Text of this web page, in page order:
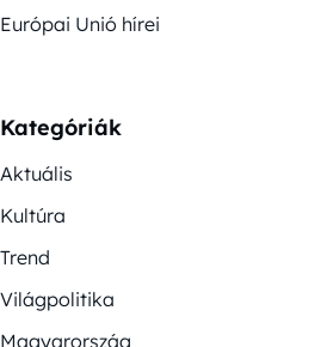
Európai Unió hírei
Kategóriák
Aktuális
Kultúra
Trend
Világpolitika
Magyarország